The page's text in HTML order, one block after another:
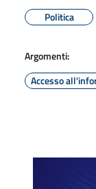
Politica
Argomenti:
Accesso